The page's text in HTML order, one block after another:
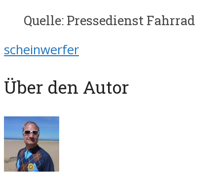
Quelle: Pressedienst Fahrrad
scheinwerfer
Über den Autor